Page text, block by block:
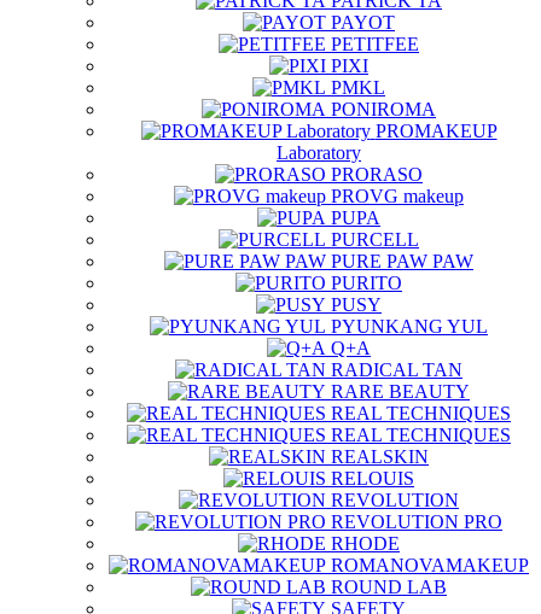
PAYOT
PETITFEE
PIXI
PMKL
PONIROMA
PROMAKEUP
Laboratory
PRORASO
PROVG makeup
PUPA
PURCELL
PURE PAW PAW
PURITO
PUSY
PYUNKANG YUL
Q+A
RADICAL TAN
RARE BEAUTY
REAL TECHNIQUES
REAL TECHNIQUES
REALSKIN
RELOUIS
REVOLUTION
REVOLUTION PRO
RHODE
ROMANOVAMAKEUP
ROUND LAB
SAFETY